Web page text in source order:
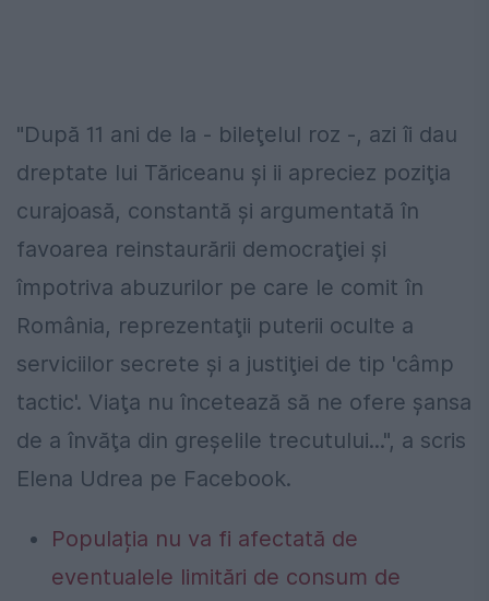
"După 11 ani de la - bileţelul roz -, azi îi dau
dreptate lui Tăriceanu şi ii apreciez poziţia
curajoasă, constantă şi argumentată în
favoarea reinstaurării democraţiei şi
împotriva abuzurilor pe care le comit în
România, reprezentaţii puterii oculte a
serviciilor secrete şi a justiţiei de tip 'câmp
tactic'. Viaţa nu încetează să ne ofere şansa
de a învăţa din greşelile trecutului...", a scris
Elena Udrea pe Facebook.
Populația nu va fi afectată de
eventualele limitări de consum de